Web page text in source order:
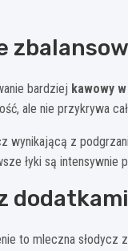
bardziej kawowy
ale nie przykrywa
wynikającą z
łyki są intensywnie
dodatkami
to mleczna słodycz